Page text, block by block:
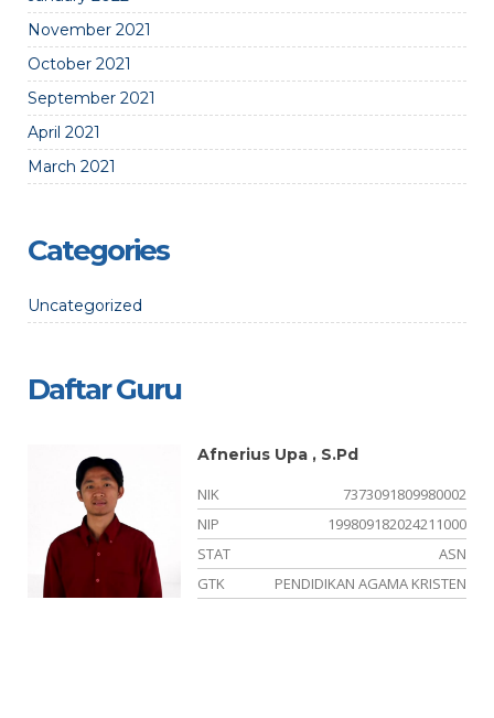
November 2021
October 2021
September 2021
April 2021
March 2021
Categories
Uncategorized
Daftar Guru
Afnerius Upa , S.Pd
NIK
7373091809980002
NIP
199809182024211000
STAT
ASN
GTK
PENDIDIKAN AGAMA KRISTEN